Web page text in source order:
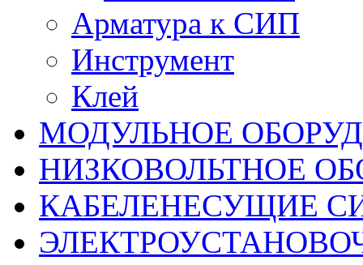
Арматура к СИП
Инструмент
Клей
МОДУЛЬНОЕ
НИЗКОВОЛЬТНОЕ
КАБЕЛЕНЕСУЩИЕ